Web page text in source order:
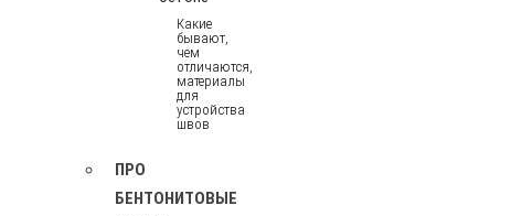
Какие
бывают,
чем
отличаются,
материалы
для
устройства
швов
ПРО
БЕНТОНИТОВЫЕ